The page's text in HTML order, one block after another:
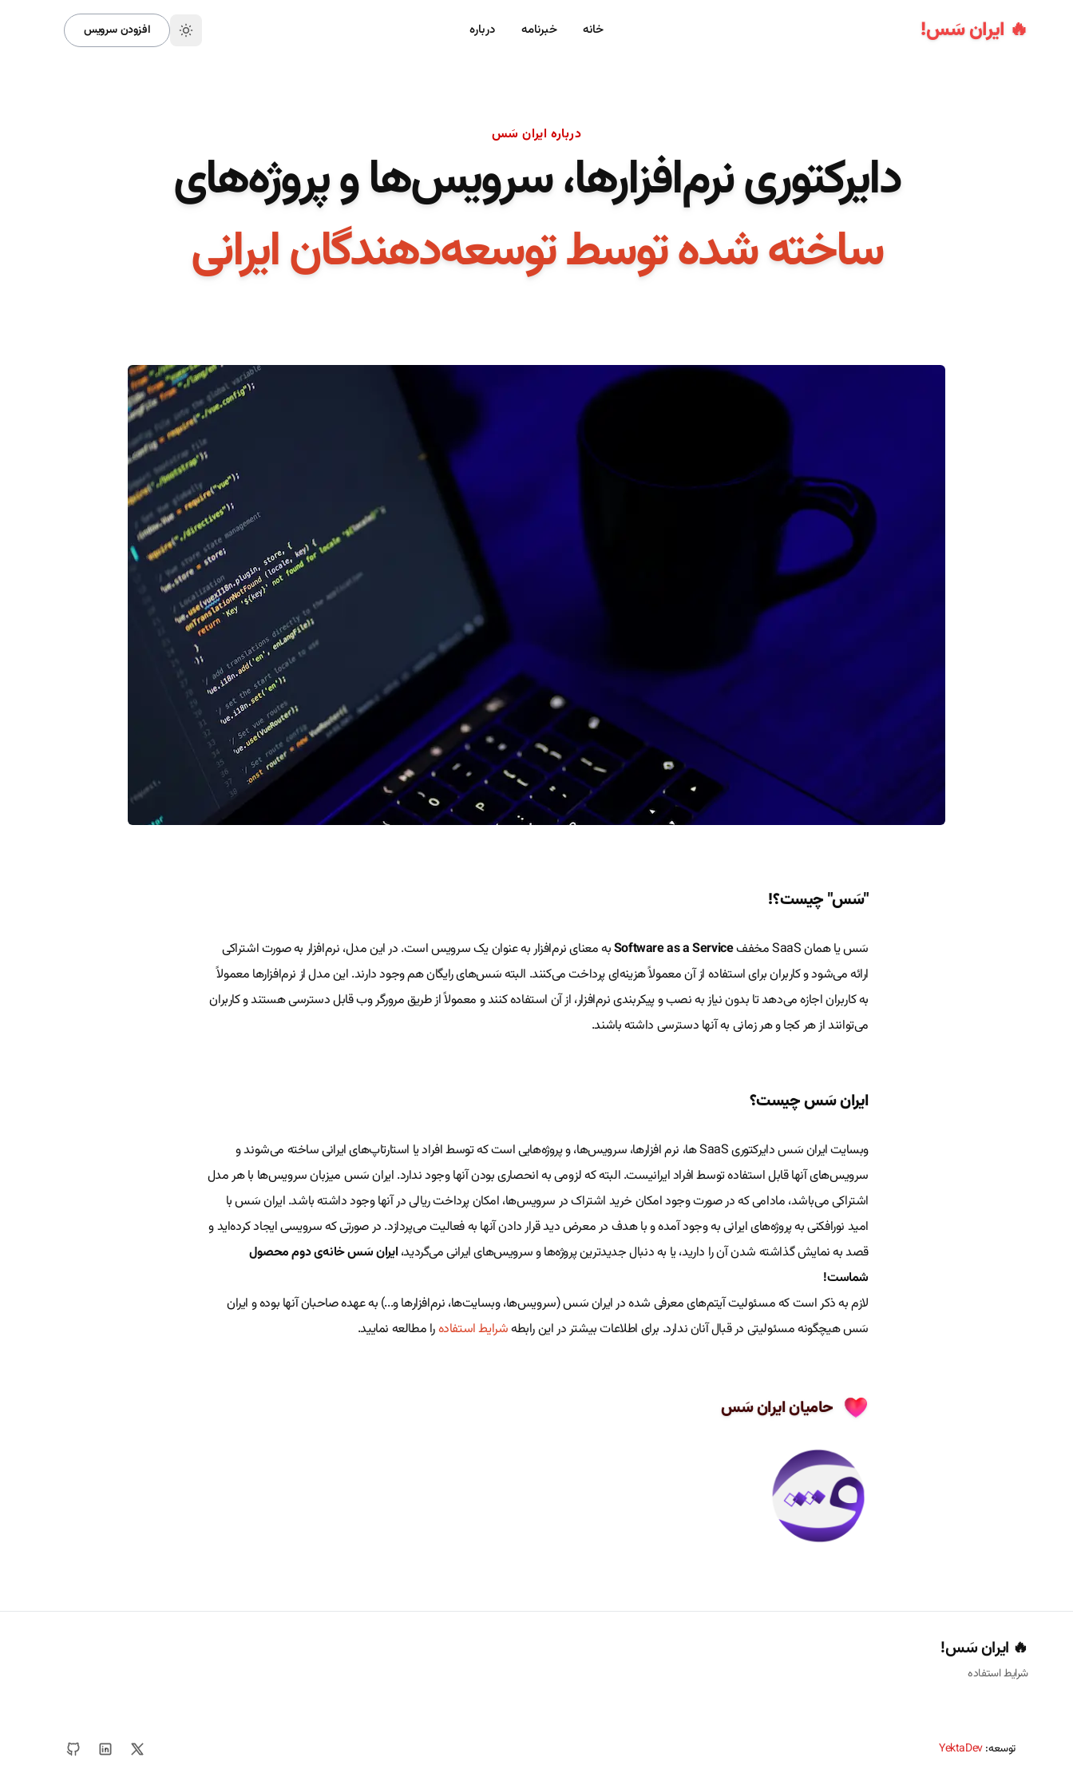
🔥 ایران سَس! خانه خبرنامه درباره افزودن سرویس
درباره ایران سَس
دایرکتوری نرم‌افزارها، سرویس‌ها و پروژه‌های
ساخته شده توسط توسعه‌دهندگان ایرانی
"سَس" چیست؟!
سَس یا همان SaaS مخفف Software as a Serviceبه معنای نرم‌افزار به عنوان یک سرویس است. در این مدل، نرم‌افزار به صورت اشتراکی
ارائه می‌شود و کاربران برای استفاده از آن معمولاً هزینه‌ای پرداخت می‌کنند. البته سَس‌های رایگان هم وجود دارند. این مدل از نرم‌افزارها معمولاً
به کاربران اجازه می‌دهد تا بدون نیاز به نصب و پیکربندی نرم‌افزار، از آن استفاده کنند و معمولاً از طریق مرورگر وب قابل دسترسی هستند و کاربران
می‌توانند از هر کجا و هر زمانی به آنها دسترسی داشته باشند.
ایران سَس چیست؟
وبسایت ایران سَس دایرکتوری SaaS ها، نرم افزارها، سرویس‌ها، و پروژه‌هایی است که توسط افراد یا استارتاپ‌های ایرانی ساخته می‌شوند و
سرویس‌های آنها قابل استفاده توسط افراد ایرانیست. البته که لزومی به انحصاری بودن آنها وجود ندارد. ایران سَس میزبان سرویس‌ها با هر مدل
اشتراکی می‌باشد، مادامی که در صورت وجود امکان خرید اشتراک‌ در سرویس‌ها، امکان پرداخت ریالی در آنها وجود داشته باشد. ایران سَس با
امید نورافکنی به پروژه‌های ایرانی به وجود آمده و با هدف در معرض دید قرار دادن آنها به فعالیت می‌پردازد. در صورتی که سرویسی ایجاد کرده‌اید و
قصد به نمایش گذاشته شدن آن را دارید، یا به دنبال جدیدترین پروژه‌ها و سرویس‌های ایرانی می‌گردید، ایران سَس خانه‌ی دوم محصول
شماست!
لازم به ذکر است که مسئولیت آیتم‌های معرفی شده در ایران سَس (سرویس‌ها، وبسایت‌ها، نرم‌افزارها و...) به عهده صاحبان آنها بوده و ایران
سَس هیچگونه مسئولیتی در قبال آنان ندارد. برای اطلاعات بیشتر در این رابطهشرایط استفادهرا مطالعه نمایید.
حامیان ایران سَس
🔥 ایران سَس!
شرایط استفاده
توسعه:YektaDev